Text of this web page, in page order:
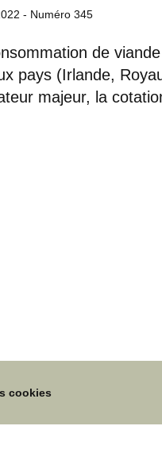
- Numéro 345
de
pays (Irlande,
majeur, la
cookies